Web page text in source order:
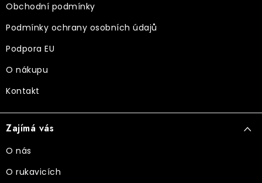
Obchodní podmínky
Podmínky ochrany osobních údajů
Podpora EU
O nákupu
Kontakt
Zajímá vás
O nás
O rukavicích